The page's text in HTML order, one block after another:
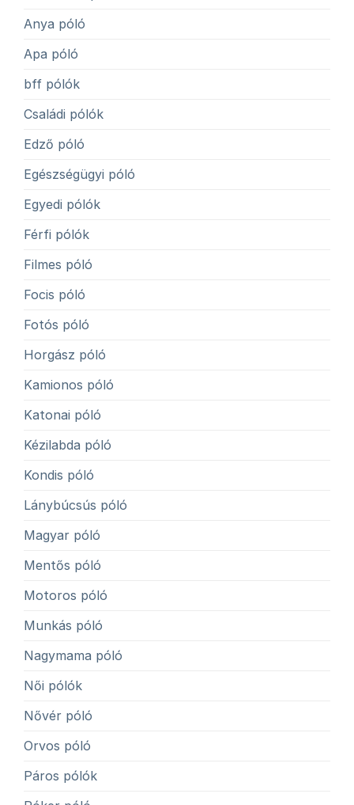
Anya póló
Apa póló
bff pólók
Családi pólók
Edző póló
Egészségügyi póló
Egyedi pólók
Férfi pólók
Filmes póló
Focis póló
Fotós póló
Horgász póló
Kamionos póló
Katonai póló
Kézilabda póló
Kondis póló
Lánybúcsús póló
Magyar póló
Mentős póló
Motoros póló
Munkás póló
Nagymama póló
Női pólók
Nővér póló
Orvos póló
Páros pólók